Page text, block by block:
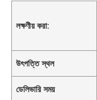
লক্ষণীয় করা:
উৎপত্তি স্থল
ডেলিভারি সময়